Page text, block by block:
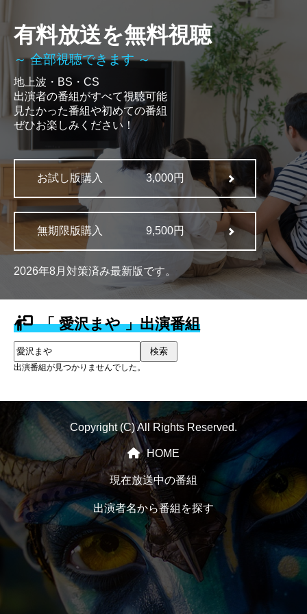
有料放送を無料視聴
～ 全部視聴できます ～
地上波・BS・CS
出演者の番組がすべて視聴可能
見たかった番組や初めての番組
ぜひお楽しみください！
お試し版購入 3,000円
無期限版購入 9,500円
2026年8月対策済み最新版です。
「 愛沢まや 」出演番組
検索
出演番組が見つかりませんでした。
Copyright (C) All Rights Reserved.
HOME
現在放送中の番組
出演者名から番組を探す